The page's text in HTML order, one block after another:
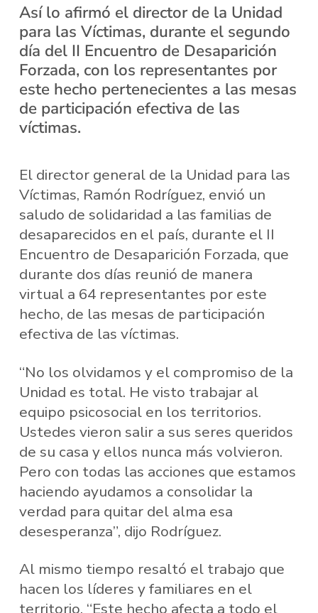
Así lo afirmó el director de la Unidad
para las Víctimas, durante el segundo
día del II Encuentro de Desaparición
Forzada, con los representantes por
este hecho pertenecientes a las mesas
de participación efectiva de las
víctimas.
El director general de la Unidad para las
Víctimas, Ramón Rodríguez, envió un
saludo de solidaridad a las familias de
desaparecidos en el país, durante el II
Encuentro de Desaparición Forzada, que
durante dos días reunió de manera
virtual a 64 representantes por este
hecho, de las mesas de participación
efectiva de las víctimas.
“No los olvidamos y el compromiso de la
Unidad es total. He visto trabajar al
equipo psicosocial en los territorios.
Ustedes vieron salir a sus seres queridos
de su casa y ellos nunca más volvieron.
Pero con todas las acciones que estamos
haciendo ayudamos a consolidar la
verdad para quitar del alma esa
desesperanza”, dijo Rodríguez.
Al mismo tiempo resaltó el trabajo que
hacen los líderes y familiares en el